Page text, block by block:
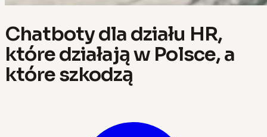
Chatboty dla działu HR,
które działają w Polsce, a
które szkodzą